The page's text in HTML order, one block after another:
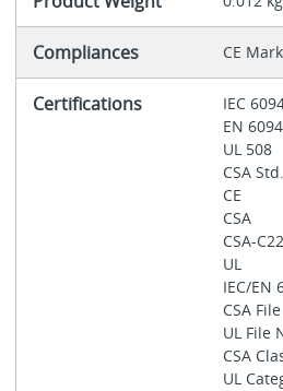
Compliances CE
Certifications
IEC
EN
UL 508
CSA
CE
CSA
CSA-
UL
IEC/EN
CSA
UL File
CSA
UL